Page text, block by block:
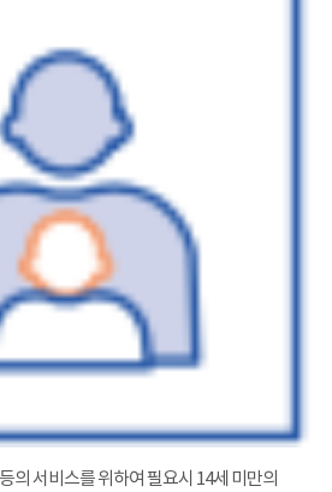
의 서비스를 위하여 필요시 14세 미만의